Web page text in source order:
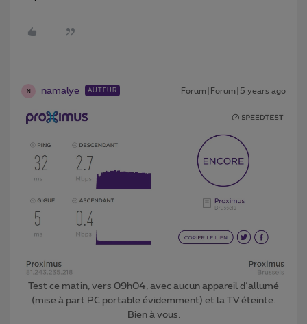
N namalye AUTEUR Forum|Forum|5 years ago
Test ce matin, vers 09h04, avec aucun appareil d´allumé
(mise à part PC portable évidemment) et la TV éteinte.
Bien à vous.